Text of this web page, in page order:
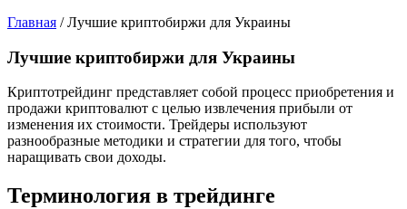
Главная / Лучшие криптобиржи для Украины
Лучшие криптобиржи для Украины
Криптотрейдинг представляет собой процесс приобретения и
продажи криптовалют с целью извлечения прибыли от
изменения их стоимости. Трейдеры используют
разнообразные методики и стратегии для того, чтобы
наращивать свои доходы.
Терминология в трейдинге